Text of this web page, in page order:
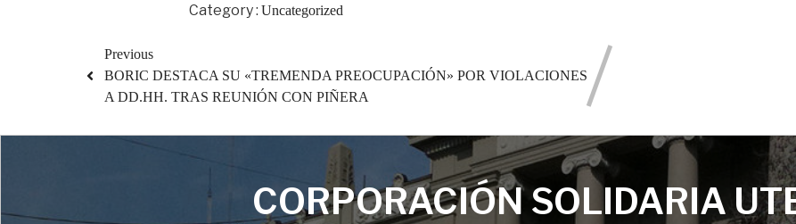
Category : Uncategorized
Previous
BORIC DESTACA SU «TREMENDA PREOCUPACIÓN» POR VIOLACIONES
A DD.HH. TRAS REUNIÓN CON PIÑERA
CORPORACIÓN SOLIDARIA